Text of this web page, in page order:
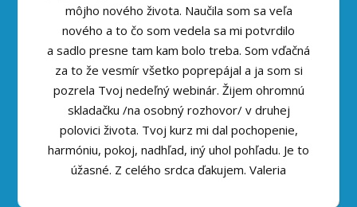
môjho nového života. Naučila som sa veľa
nového a to čo som vedela sa mi potvrdilo
a sadlo presne tam kam bolo treba. Som vďačná
za to že vesmír všetko poprepájal a ja som si
pozrela Tvoj nedeľný webinár. Žijem ohromnú
skladačku /na osobný rozhovor/ v druhej
polovici života. Tvoj kurz mi dal pochopenie,
harmóniu, pokoj, nadhľad, iný uhol pohľadu. Je to
úžasné. Z celého srdca ďakujem. Valeria